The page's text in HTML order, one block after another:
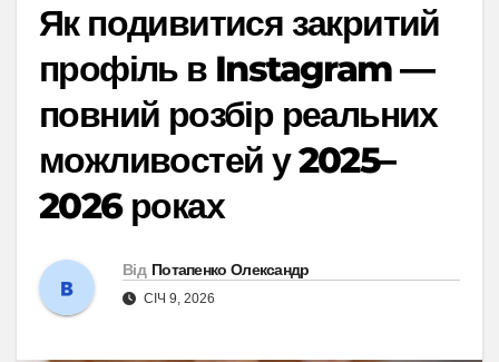
Як подивитися закритий
профіль в Instagram —
повний розбір реальних
можливостей у 2025–
2026 роках
Від Потапенко Олександр
СІЧ 9, 2026